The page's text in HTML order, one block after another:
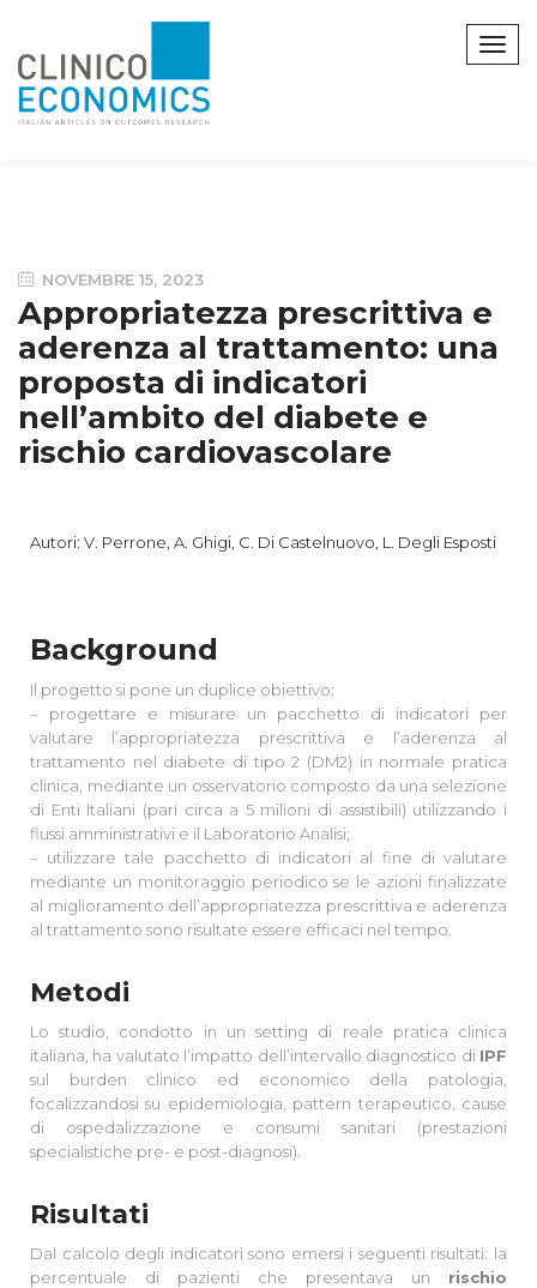
NOVEMBRE 15, 2023
Appropriatezza prescrittiva e
aderenza al trattamento: una
proposta di indicatori
nell’ambito del diabete e
rischio cardiovascolare
Autori: V. Perrone, A. Ghigi, C. Di Castelnuovo, L. Degli Esposti
Background
Il progetto si pone un duplice obiettivo:
– progettare e misurare un pacchetto di indicatori per
valutare l’appropriatezza prescrittiva e l’aderenza al
trattamento nel diabete di tipo 2 (DM2) in normale pratica
clinica, mediante un osservatorio composto da una selezione
di Enti Italiani (pari circa a 5 milioni di assistibili) utilizzando i
flussi amministrativi e il Laboratorio Analisi;
– utilizzare tale pacchetto di indicatori al fine di valutare
mediante un monitoraggio periodico se le azioni finalizzate
al miglioramento dell’appropriatezza prescrittiva e aderenza
al trattamento sono risultate essere efficaci nel tempo.
Metodi
Lo studio, condotto in un setting di reale pratica clinica
italiana, ha valutato l’impatto dell’intervallo diagnostico di IPF
sul burden clinico ed economico della patologia,
focalizzandosi su epidemiologia, pattern terapeutico, cause
di ospedalizzazione e consumi sanitari (prestazioni
specialistiche pre- e post-diagnosi).
Risultati
Dal calcolo degli indicatori sono emersi i seguenti risultati: la
percentuale di pazienti che presentava un rischio